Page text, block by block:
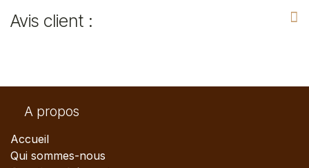
Avis client :
A propos
Accueil
Qui sommes-nous